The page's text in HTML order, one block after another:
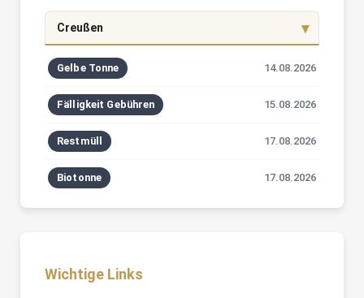
Creußen
Gelbe Tonne 14.08.2026
Fälligkeit Gebühren 15.08.2026
Restmüll 17.08.2026
Biotonne 17.08.2026
Wichtige Links